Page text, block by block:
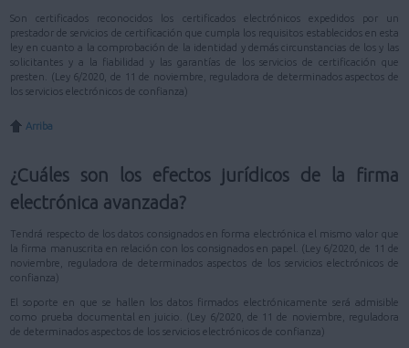
Son certificados reconocidos los certificados electrónicos expedidos por un
prestador de servicios de certificación que cumpla los requisitos establecidos en esta
ley en cuanto a la comprobación de la identidad y demás circunstancias de los y las
solicitantes y a la fiabilidad y las garantías de los servicios de certificación que
presten. (Ley 6/2020, de 11 de noviembre, reguladora de determinados aspectos de
los servicios electrónicos de confianza)
Arriba
¿Cuáles son los efectos jurídicos de la firma
electrónica avanzada?
Tendrá respecto de los datos consignados en forma electrónica el mismo valor que
la firma manuscrita en relación con los consignados en papel. (Ley 6/2020, de 11 de
noviembre, reguladora de determinados aspectos de los servicios electrónicos de
confianza)
El soporte en que se hallen los datos firmados electrónicamente será admisible
como prueba documental en juicio. (Ley 6/2020, de 11 de noviembre, reguladora
de determinados aspectos de los servicios electrónicos de confianza)